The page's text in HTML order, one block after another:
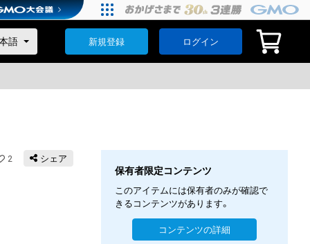
新規登録 ログイン
2 シェア
保有者限定コンテンツ
このアイテムには保有者のみが確認で
きるコンテンツがあります。
コンテンツの詳細